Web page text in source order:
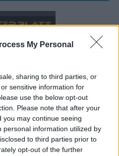
My Personal
sharing to third parties, or
sensitive information for
use the below opt-out
Please note that after your
may continue seeing
personal information utilized by
to third parties prior to
opt-out of the further